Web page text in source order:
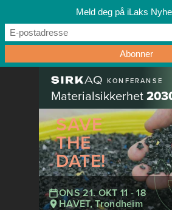
Meld deg på iLaks